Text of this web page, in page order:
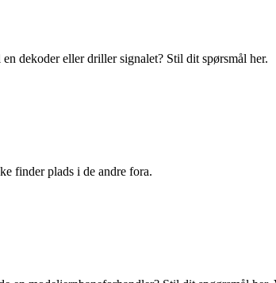
dekoder eller driller signalet? Stil dit spørsmål her.
finder plads i de andre fora.